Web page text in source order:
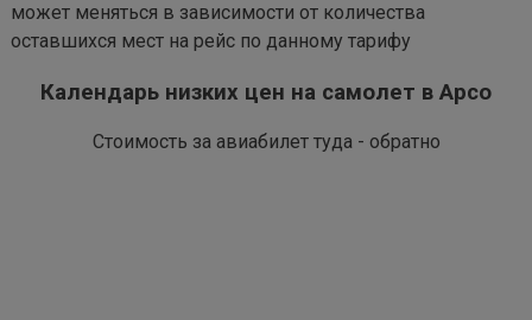
может меняться в зависимости от количества
оставшихся мест на рейс по данному тарифу
Календарь низких цен на самолет в Арсо
Стоимость за авиабилет туда - обратно